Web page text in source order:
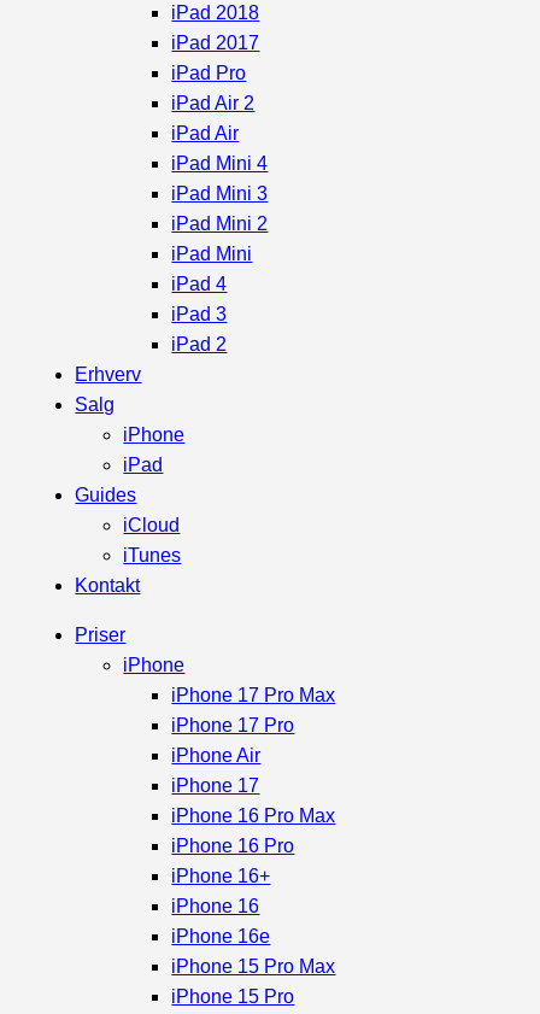
iPad 2018
iPad 2017
iPad Pro
iPad Air 2
iPad Air
iPad Mini 4
iPad Mini 3
iPad Mini 2
iPad Mini
iPad 4
iPad 3
iPad 2
Erhverv
Salg
iPhone
iPad
Guides
iCloud
iTunes
Kontakt
Priser
iPhone
iPhone 17 Pro Max
iPhone 17 Pro
iPhone Air
iPhone 17
iPhone 16 Pro Max
iPhone 16 Pro
iPhone 16+
iPhone 16
iPhone 16e
iPhone 15 Pro Max
iPhone 15 Pro